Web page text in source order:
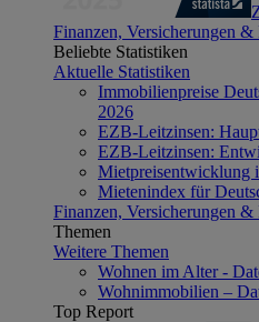
Finanzen, Versicherungen
Beliebte Statistiken
Aktuelle Statistiken
Immobilienpreise
2026
EZB-Leitzinsen:
EZB-Leitzinsen:
Mietpreisentwicklung
Mietenindex für
Finanzen, Versicherungen
Themen
Weitere Themen
Wohnen im Alter -
Wohnimmobilien –
Top Report